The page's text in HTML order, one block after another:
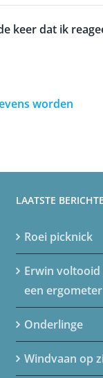
keer dat ik
worden
LAATSTE
Roei picknick
Erwin
een ergometer
Onderlinge
Windvaan op